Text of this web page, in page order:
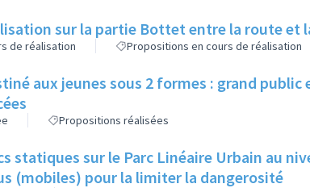
sur la partie Bottet entre la route et
de réalisation Propositions en cours de réalisation
aux jeunes sous 2 formes : grand public
Propositions réalisées
statiques sur le Parc Linéaire Urbain au
(mobiles) pour la limiter la dangerosité